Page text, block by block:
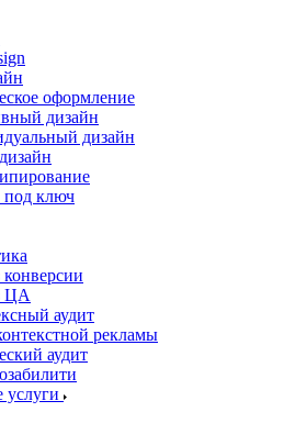
оформление
дизайн
дизайн
под ключ
ЦА
аудит
рекламы
аудит